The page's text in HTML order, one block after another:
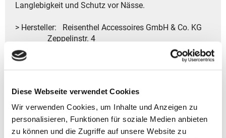
Diese Webseite verwendet Cookies
Wir verwenden Cookies, um Inhalte und Anzeigen zu
personalisieren, Funktionen für soziale Medien anbieten
zu können und die Zugriffe auf unsere Website zu
Langlebigkeit und Schutz vor Nässe.
> Hersteller: Reisenthel Accessoires GmbH & Co. KG
Zeppelinstr. 4
82205 Gilching
Deutschland
Fax: +49 8105 77292-920
E-Mail: service@reisenthel.com